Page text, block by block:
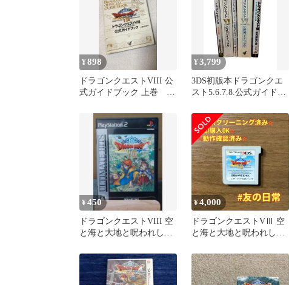
¥898
ドラゴンクエストVIII 公
式ガイドブック 上巻 ド
¥3,799
3DS初版本ドラゴンクエ
スト5.6.7.8.公式ガイドブ
¥450
ドラゴンクエストVIII 空
と海と大地と呪われし姫
¥4,000
ドラゴンクエストVⅢ 空
と海と大地と呪われし姫